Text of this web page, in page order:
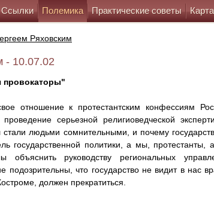
Ссылки Полемика Практические советы
Ряховским
- 10.07.02
провокаторы"
отношение к протестантским конфессиям
серьезной религиоведческой
людьми сомнительными, и почему
государственной политики, а мы, протестанты,
объяснить руководству региональных
подозрительны, что государство не видит в нас
должен прекратиться.